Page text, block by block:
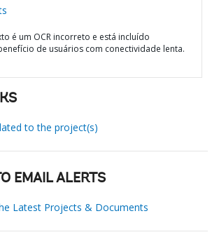
é um OCR incorreto e está incluído
de usuários com conectividade lenta.
to the project(s)
EMAIL ALERTS
Latest Projects & Documents